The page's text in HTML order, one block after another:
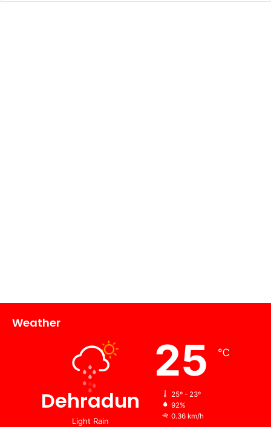
Weather
Dehradun
Light Rain
25 ℃
25º - 23º
92%
0.36 km/h